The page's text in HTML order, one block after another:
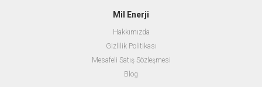
Mil Enerji
Hakkımızda
Gizlilik Politikası
Mesafeli Satış Sözleşmesi
Blog